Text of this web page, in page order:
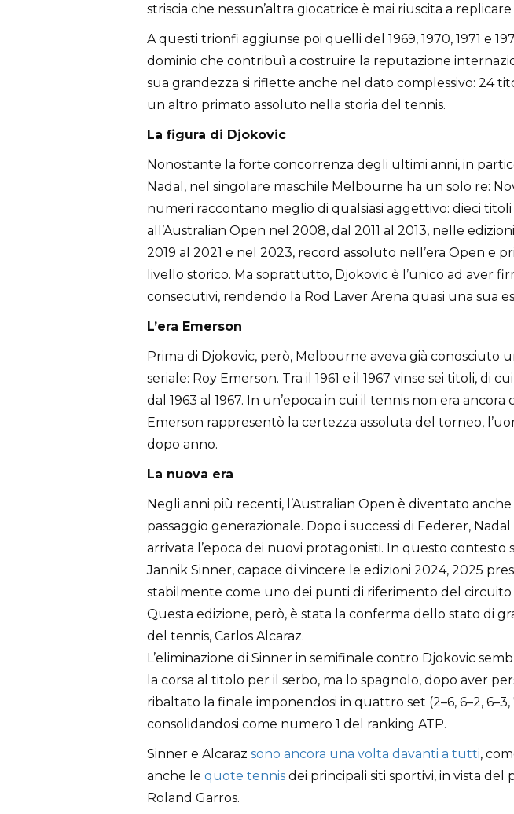
striscia che nessun’altra giocatrice è mai riuscita a
A questi trionfi aggiunse poi quelli del 1969, 1970, 1971 e
dominio che contribuì a costruire la reputazione
sua grandezza si riflette anche nel dato complessivo: 24
un altro primato assoluto nella storia del tennis.
La figura di Djokovic
Nonostante la forte concorrenza degli ultimi anni, in
Nadal, nel singolare maschile Melbourne ha un solo re:
numeri raccontano meglio di qualsiasi aggettivo: dieci titoli
all’Australian Open nel 2008, dal 2011 al 2013, nelle edizioni
2019 al 2021 e nel 2023, record assoluto nell’era Open e
livello storico. Ma soprattutto, Djokovic è l’unico ad aver
consecutivi, rendendo la Rod Laver Arena quasi una sua
L’era Emerson
Prima di Djokovic, però, Melbourne aveva già conosciuto
seriale: Roy Emerson. Tra il 1961 e il 1967 vinse sei titoli, di
dal 1963 al 1967. In un’epoca in cui il tennis non era
Emerson rappresentò la certezza assoluta del torneo,
dopo anno.
La nuova era
Negli anni più recenti, l’Australian Open è diventato anche
passaggio generazionale. Dopo i successi di Federer, Nadal
arrivata l’epoca dei nuovi protagonisti. In questo contesto
Jannik Sinner, capace di vincere le edizioni 2024, 2025
stabilmente come uno dei punti di riferimento del circuito
Questa edizione, però, è stata la conferma dello stato di
del tennis, Carlos Alcaraz.
L’eliminazione di Sinner in semifinale contro Djokovic
la corsa al titolo per il serbo, ma lo spagnolo, dopo aver
ribaltato la finale imponendosi in quattro set (2–6, 6–2, 6–3,
consolidandosi come numero 1 del ranking ATP.
Sinner e Alcaraz sono ancora una volta davanti a tutti,
anche le quote tennis dei principali siti sportivi, in vista del
Roland Garros.